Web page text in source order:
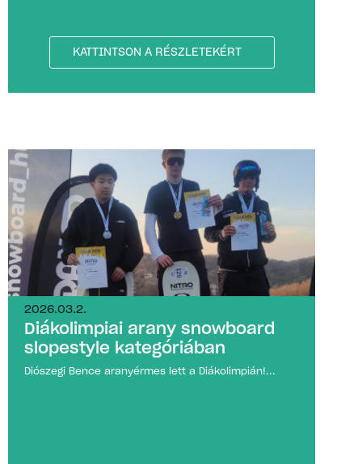
KATTINTSON A RÉSZLETEKÉRT
2026.03.2.
Diákolimpiai arany snowboard
slopestyle kategóriában
Diószegi Bence aranyérmes lett a Diákolimpián!...